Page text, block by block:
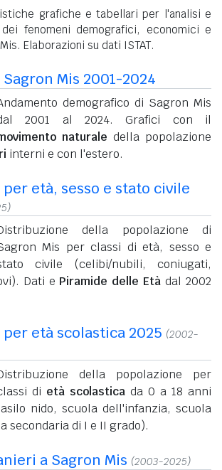
grafiche e tabellari per l'analisi e
fenomeni demografici, economici e
Elaborazioni su dati ISTAT.
Mis 2001-2024
demografico di Sagron Mis
2001 al 2024. Grafici con il
naturale della popolazione
interni e con l'estero.
età, sesso e stato civile
della popolazione di
Mis per classi di età, sesso e
civile (celibi/nubili, coniugati,
Dati e Piramide delle Età dal 2002
età scolastica 2025 (2002-
della popolazione per
di età scolastica da 0 a 18 anni
nido, scuola dell'infanzia, scuola
secondaria di I e II grado).
a Sagron Mis (2003-2025)